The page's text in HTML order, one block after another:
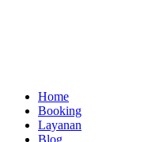
Home
Booking
Layanan
Blog